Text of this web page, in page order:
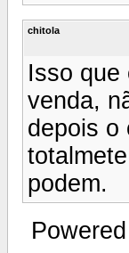
chitola
Isso que
venda,
depois o
podem.